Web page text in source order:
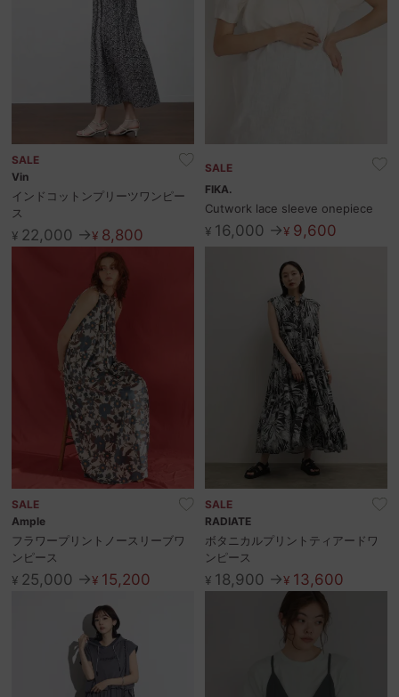
SALE
Vin
インドコットンプリーツワンピー
ス
¥22,000 →¥8,800
SALE
FIKA.
Cutwork lace sleeve onepiece
¥16,000 →¥9,600
SALE
Ample
フラワープリントノースリーブワ
ンピース
¥25,000 →¥15,200
SALE
RADIATE
ボタニカルプリントティアードワ
ンピース
¥18,900 →¥13,600